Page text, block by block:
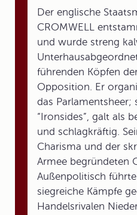
Der englische
CROMWELL
und wurde streng
führenden Köpfen
Opposition. Er
das Parlamentsheer;
“Ironsides”, galt als
und schlagkräftig.
Charisma und der
Armee begründeten
Außenpolitisch
siegreiche Kämpfe
Handelsrivalen